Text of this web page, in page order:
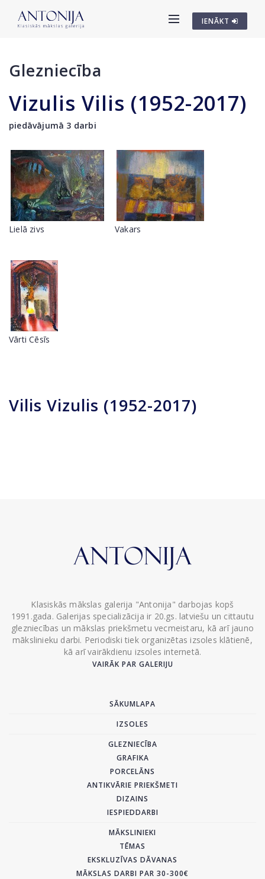
IENĀKT
Glezniecība
Vizulis Vilis (1952-2017)
piedāvājumā 3 darbi
Lielā zivs Vakars
Vārti Cēsīs
Vilis Vizulis (1952-2017)
Klasiskās mākslas galerija "Antonija" darbojas kopš
1991.gada. Galerijas specializācija ir 20.gs. latviešu un cittautu
glezniecības un mākslas priekšmetu vecmeistaru, kā arī jauno
mākslinieku darbi. Periodiski tiek organizētas izsoles klātienē,
kā arī vairākdienu izsoles internetā.
VAIRĀK PAR GALERIJU
SĀKUMLAPA
IZSOLES
GLEZNIECĪBA
GRAFIKA
PORCELĀNS
ANTIKVĀRIE PRIEKŠMETI
DIZAINS
IESPIEDDARBI
MĀKSLINIEKI
TĒMAS
EKSKLUZĪVAS DĀVANAS
MĀKSLAS DARBI PAR 30-300€